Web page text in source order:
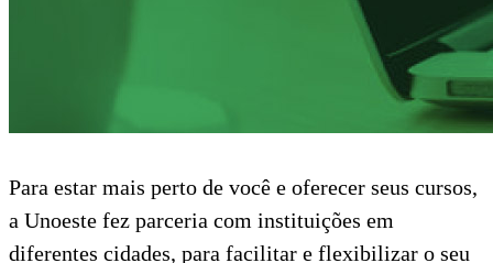
Para estar mais perto de você e oferecer seus cursos,
a Unoeste fez parceria com instituições em
diferentes cidades, para facilitar e flexibilizar o seu